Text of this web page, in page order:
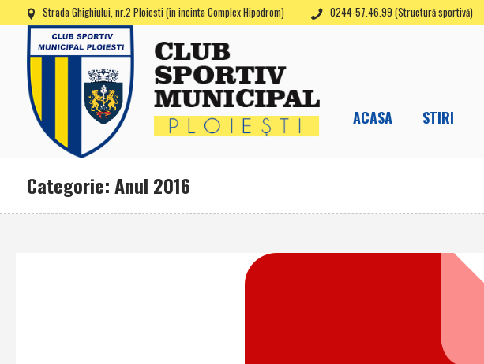
Strada Ghighiului, nr.2 Ploiesti (în incinta Complex Hipodrom) 0244-57.46.99 (Structură sportivă)
ACASA STIRI
Categorie: Anul 2016